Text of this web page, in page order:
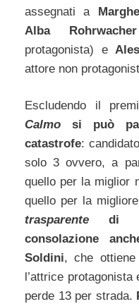
assegnati a
Alba Rohrwacher
protagonista) e
attore non
Escludendo il
Calmo si può
catastrofe:
solo 3 ovvero, a
quello per la miglior
quello per la
trasparente di
consolazione
Soldini, che ottiene
l’attrice
perde 13 per strada.